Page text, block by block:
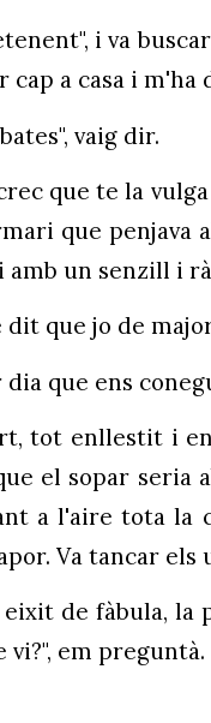
i va
cap a casa i
vaig dir.
que te la
que penjava
amb un senzill i
dit que jo de
que ens
tot enllestit i
el sopar seria
a l'aire tota la
Va tancar els
de fàbula,
vi?", em preguntà.